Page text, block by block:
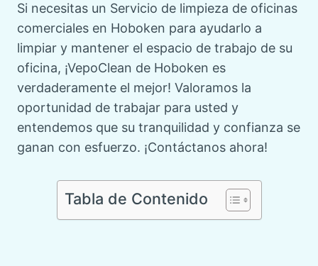
Si necesitas un Servicio de limpieza de oficinas
comerciales en Hoboken para ayudarlo a
limpiar y mantener el espacio de trabajo de su
oficina, ¡VepoClean de Hoboken es
verdaderamente el mejor! Valoramos la
oportunidad de trabajar para usted y
entendemos que su tranquilidad y confianza se
ganan con esfuerzo. ¡Contáctanos ahora!
Tabla de Contenido